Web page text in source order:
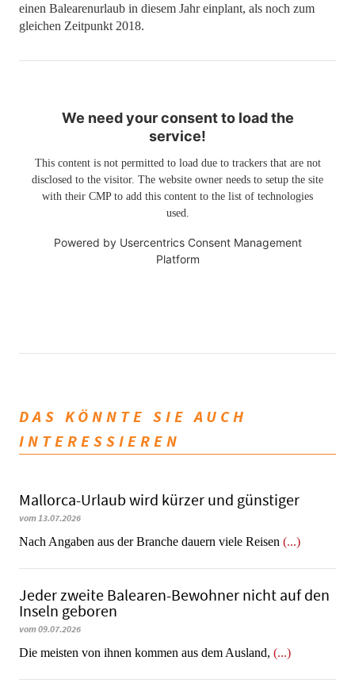
einen Balearenurlaub in diesem Jahr einplant, als noch zum
gleichen Zeitpunkt 2018.
We need your consent to load the
service!
This content is not permitted to load due to trackers that are not
disclosed to the visitor. The website owner needs to setup the site
with their CMP to add this content to the list of technologies
used.
Powered by Usercentrics Consent Management
Platform
DAS KÖNNTE SIE AUCH
INTERESSIEREN
Mallorca-Urlaub wird kürzer und günstiger
vom 13.07.2026
Nach Angaben aus der Branche dauern viele Reisen (...)
Jeder zweite Balearen-Bewohner nicht auf den
Inseln geboren
vom 09.07.2026
Die meisten von ihnen kommen aus dem Ausland, (...)